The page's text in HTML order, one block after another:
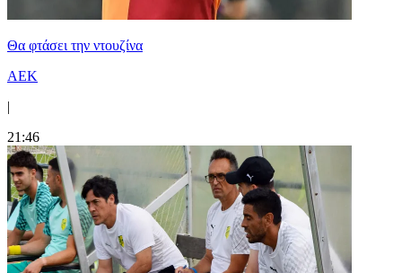
Θα φτάσει την ντουζίνα
ΑΕΚ
|
21:46